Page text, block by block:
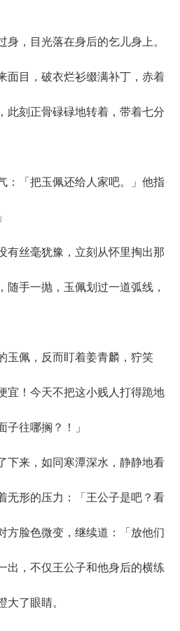
，目光落在身后的乞儿身上。
面目，破衣烂衫缀满补丁，赤着
此刻正骨碌碌地转着，带着七分
「把玉佩还给人家吧。」他指
丝毫犹豫，立刻从怀里掏出那
随手一抛，玉佩划过一道弧线，
佩，反而盯着姜青麟，狞笑
宜！今天不把这小贱人打得跪地
子往哪搁？！」
来，如同寒潭深水，静静地看
无形的压力：「王公子是吧？看
方脸色微变，继续道：「放他们
出，不仅王公子和他身后的横练
大了眼睛。